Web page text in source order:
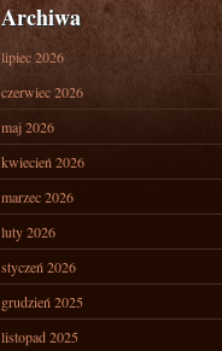
Archiwa
lipiec 2026
czerwiec 2026
maj 2026
kwiecień 2026
marzec 2026
luty 2026
styczeń 2026
grudzień 2025
listopad 2025